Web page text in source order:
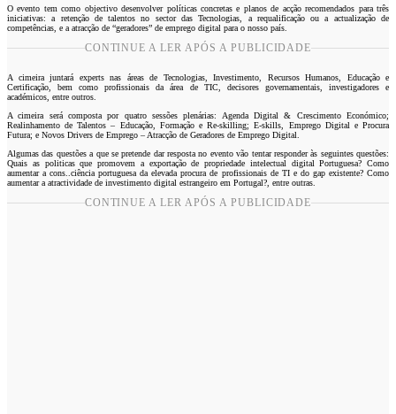
O evento tem como objectivo desenvolver políticas concretas e planos de acção recomendados para três
iniciativas: a retenção de talentos no sector das Tecnologias, a requalificação ou a actualização de
competências, e a atracção de “geradores” de emprego digital para o nosso país.
CONTINUE A LER APÓS A PUBLICIDADE
A cimeira juntará experts nas áreas de Tecnologias, Investimento, Recursos Humanos, Educação e
Certificação, bem como profissionais da área de TIC, decisores governamentais, investigadores e
académicos, entre outros.
A cimeira será composta por quatro sessões plenárias: Agenda Digital & Crescimento Económico;
Realinhamento de Talentos – Educação, Formação e Re-skilling; E-skills, Emprego Digital e Procura
Futura; e Novos Drivers de Emprego – Atracção de Geradores de Emprego Digital.
Algumas das questões a que se pretende dar resposta no evento vão tentar responder às seguintes questões:
Quais as politicas que promovem a exportação de propriedade intelectual digital Portuguesa? Como
aumentar a cons..ciência portuguesa da elevada procura de profissionais de TI e do gap existente? Como
aumentar a atractividade de investimento digital estrangeiro em Portugal?, entre outras.
CONTINUE A LER APÓS A PUBLICIDADE